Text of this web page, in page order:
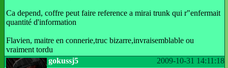
Ca depend, coffre peut faire reference a mirai trunk qui r"enfermait
quantité d'information
Flavien, maitre en connerie,truc bizarre,invraisemblable ou
vraiment tordu
2009-10-31 14:11:18
gokussj5